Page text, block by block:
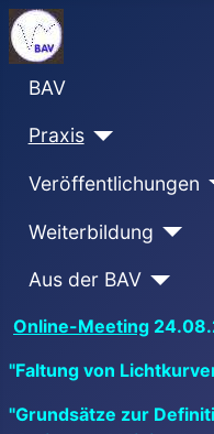
BAV
Praxis
Veröffentlichungen
Weiterbildung
Aus der BAV
Online-Meeting
"Faltung von
"Grundsätze zur